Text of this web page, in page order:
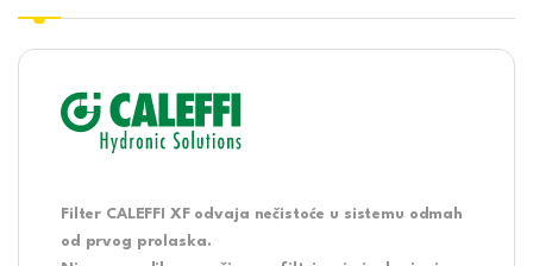
Filter CALEFFI XF odvaja nečistoće u sistemu odmah
od prvog prolaska.